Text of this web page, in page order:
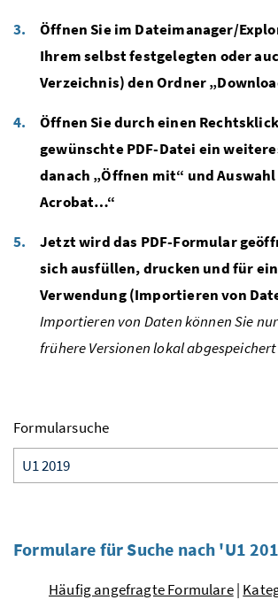
Öffnen Sie im Dateimanager/
Ihrem selbst festgelegten oder
Verzeichnis) den Ordner
Öffnen Sie durch einen
gewünschte PDF-Datei ein
danach „Öffnen mit“ und Auswahl
Acrobat…“
Jetzt wird das PDF-Formular
sich ausfüllen, drucken und für
Verwendung (Importieren von
Importieren von Daten können Sie
frühere Versionen lokal
Formularsuche
Formulare für Suche nach 'U1
Häufig angefragte Formulare|